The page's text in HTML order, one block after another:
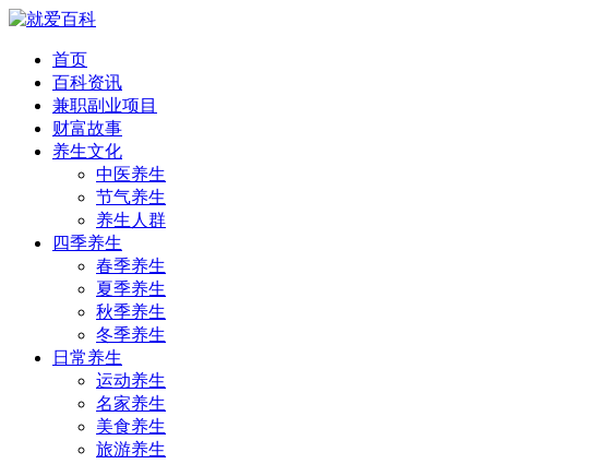
首页
百科资讯
兼职副业项目
财富故事
养生文化
中医养生
节气养生
养生人群
四季养生
春季养生
夏季养生
秋季养生
冬季养生
日常养生
运动养生
名家养生
美食养生
旅游养生